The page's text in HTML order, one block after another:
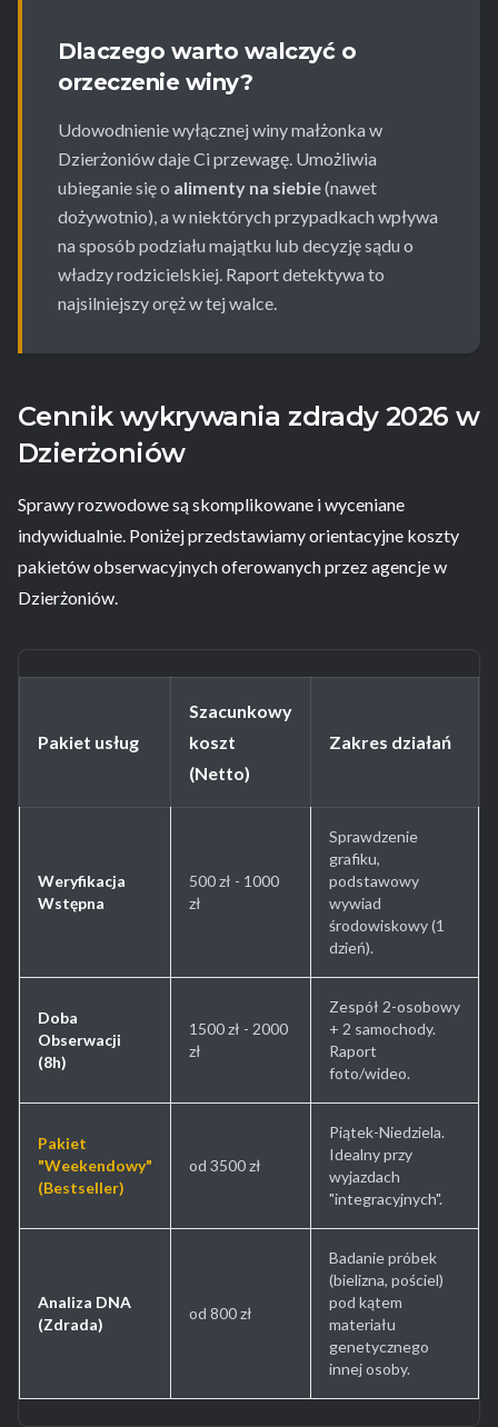
Dlaczego warto walczyć o
orzeczenie winy?
Udowodnienie wyłącznej winy małżonka w
Dzierżoniów daje Ci przewagę. Umożliwia
ubieganie się o alimenty na siebie(nawet
dożywotnio), a w niektórych przypadkach wpływa
na sposób podziału majątku lub decyzję sądu o
władzy rodzicielskiej. Raport detektywa to
najsilniejszy oręż w tej walce.
Cennik wykrywania zdrady 2026 w
Dzierżoniów
Sprawy rozwodowe są skomplikowane i wyceniane
indywidualnie. Poniżej przedstawiamy orientacyjne koszty
pakietów obserwacyjnych oferowanych przez agencje w
Dzierżoniów.
Pakiet usług
Szacunkowy
koszt
(Netto)
Zakres działań
Weryfikacja
Wstępna
500 zł - 1000
zł
Sprawdzenie
grafiku,
podstawowy
wywiad
środowiskowy (1
dzień).
Doba
Obserwacji
(8h)
1500 zł - 2000
zł
Zespół 2-osobowy
+ 2 samochody.
Raport
foto/wideo.
Pakiet
"Weekendowy"
(Bestseller)
od 3500 zł
Piątek-Niedziela.
Idealny przy
wyjazdach
"integracyjnych".
Analiza DNA
(Zdrada)
od 800 zł
Badanie próbek
(bielizna, pościel)
pod kątem
materiału
genetycznego
innej osoby.